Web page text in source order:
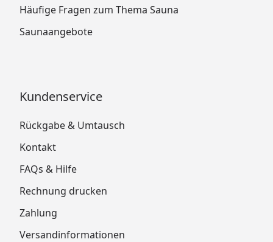
Häufige Fragen zum Thema Sauna
Saunaangebote
Kundenservice
Rückgabe & Umtausch
Kontakt
FAQs & Hilfe
Rechnung drucken
Zahlung
Versandinformationen